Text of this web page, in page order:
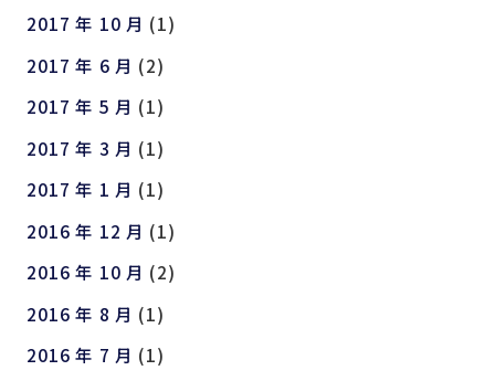
2017 年 10 月 (1)
2017 年 6 月 (2)
2017 年 5 月 (1)
2017 年 3 月 (1)
2017 年 1 月 (1)
2016 年 12 月 (1)
2016 年 10 月 (2)
2016 年 8 月 (1)
2016 年 7 月 (1)